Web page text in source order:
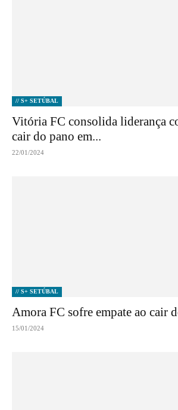
// S+ SETÚBAL
Vitória FC consolida liderança
cair do pano em...
22/01/2024
// S+ SETÚBAL
Amora FC sofre empate ao cair
15/01/2024